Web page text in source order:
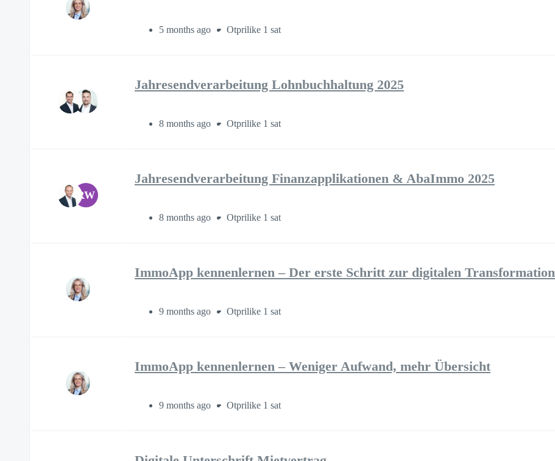
5 months ago Otprilike 1 sat
Jahresendverarbeitung Lohnbuchhaltung 2025
8 months ago Otprilike 1 sat
RW
Jahresendverarbeitung Finanzapplikationen & AbaImmo 2025
8 months ago Otprilike 1 sat
ImmoApp kennenlernen – Der erste Schritt zur digitalen Transformation
9 months ago Otprilike 1 sat
ImmoApp kennenlernen – Weniger Aufwand, mehr Übersicht
9 months ago Otprilike 1 sat